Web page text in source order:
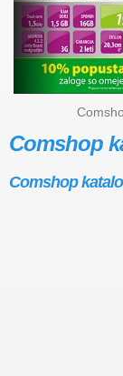
Comshop
Comshop